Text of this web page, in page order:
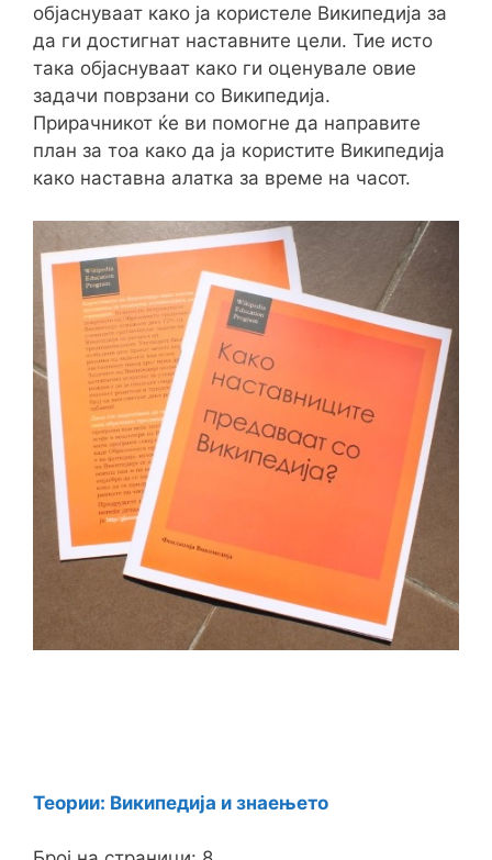
објаснуваат како ја користеле Википедија за
да ги достигнат наставните цели. Тие исто
така објаснуваат како ги оценувале овие
задачи поврзани со Википедија.
Прирачникот ќе ви помогне да направите
план за тоа како да ја користите Википедија
како наставна алатка за време на часот.
Теории: Википедија и знаењето